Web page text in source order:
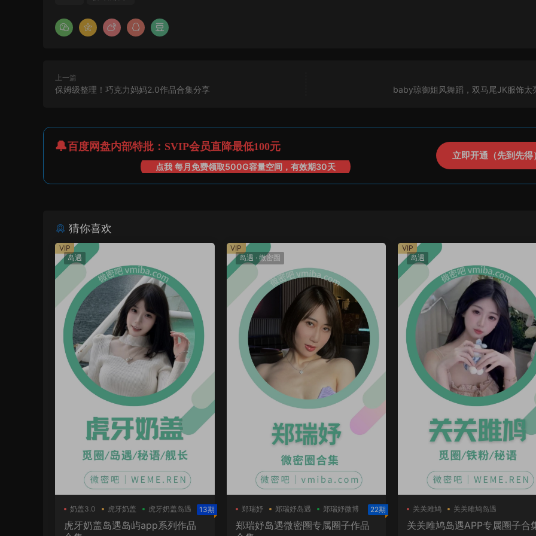
上一篇
保姆级整理！巧克力妈妈2.0作品合集分享 baby琼御姐风舞蹈，双马尾JK服饰太
百度网盘内部特批：SVIP会员直降最低100元
点我 每月免费领取500G容量空间，有效期30天
立即开通（先到先得）
猜你喜欢
岛遇
奶盖3.0 虎牙奶盖 虎牙奶盖岛遇 13期
虎牙奶盖岛遇岛屿app系列作品
VIP
岛遇 · 微密圈
郑瑞妤 郑瑞妤岛遇 郑瑞妤微博 22期
郑瑞妤岛遇微密圈专属圈子作品
VIP
岛遇
关关雎鸠 关关雎鸠岛遇
关关雎鸠岛遇APP专属圈子合
VIP